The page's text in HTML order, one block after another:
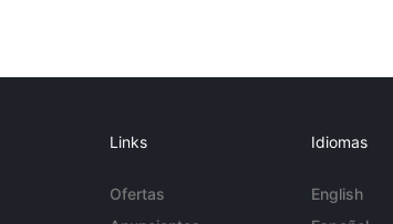
Links
Ofertas
Idiomas
English